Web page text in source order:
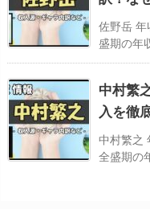
佐野岳
盛期の年
中村繁
入を徹
中村繁之
全盛期の